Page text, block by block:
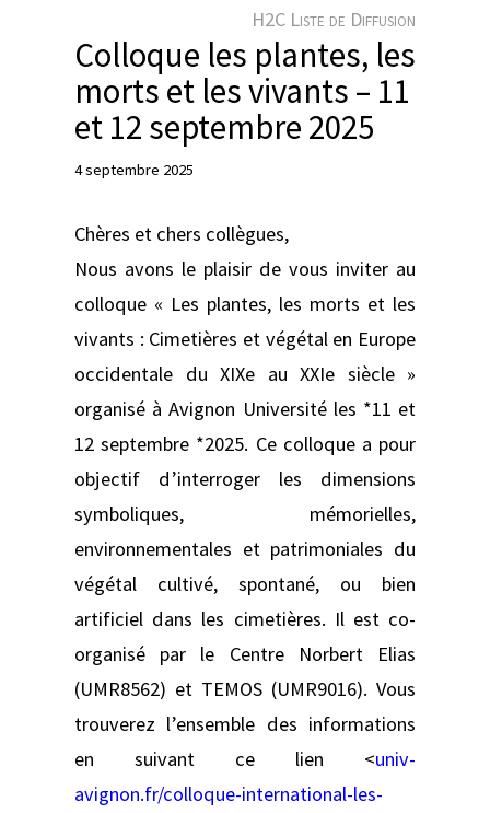
H2C Liste de Diffusion
Colloque les plantes, les
morts et les vivants – 11
et 12 septembre 2025
4 septembre 2025
Chères et chers collègues,
Nous avons le plaisir de vous inviter au
colloque « Les plantes, les morts et les
vivants : Cimetières et végétal en Europe
occidentale du XIXe au XXIe siècle »
organisé à Avignon Université les *11 et
12 septembre *2025. Ce colloque a pour
objectif d’interroger les dimensions
symboliques, mémorielles,
environnementales et patrimoniales du
végétal cultivé, spontané, ou bien
artificiel dans les cimetières. Il est co-
organisé par le Centre Norbert Elias
(UMR8562) et TEMOS (UMR9016). Vous
trouverez l’ensemble des informations
en suivant ce lien <univ-
avignon.fr/colloque-international-les-